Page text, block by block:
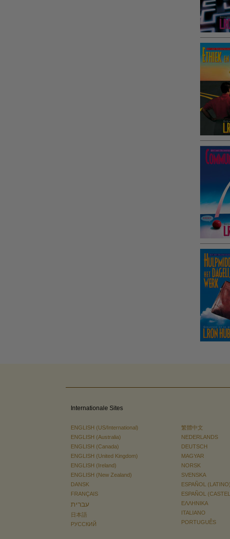
Internationale Sites
ENGLISH (US/International)
ENGLISH (Australia)
ENGLISH (Canada)
ENGLISH (United Kingdom)
ENGLISH (Ireland)
ENGLISH (New Zealand)
DANSK
FRANÇAIS
עברית
日本語
РУССКИЙ
繁體中文
NEDERLANDS
DEUTSCH
MAGYAR
NORSK
SVENSKA
ESPAÑOL (LATINO)
ESPAÑOL
ΕΛΛΗΝΙΚA
ITALIANO
PORTUGUÊS